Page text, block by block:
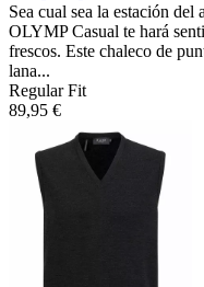
Sea cual sea la estación del
OLYMP Casual te hará
frescos. Este chaleco de
lana...
Regular Fit
89,95 €